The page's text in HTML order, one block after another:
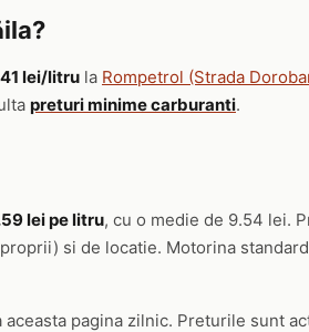
lei/litru la Rompetrol (Strada
preturi minime carburanti.
lei pe litru, cu o medie de 9.54 lei.
si de locatie. Motorina
pagina zilnic. Preturile sunt